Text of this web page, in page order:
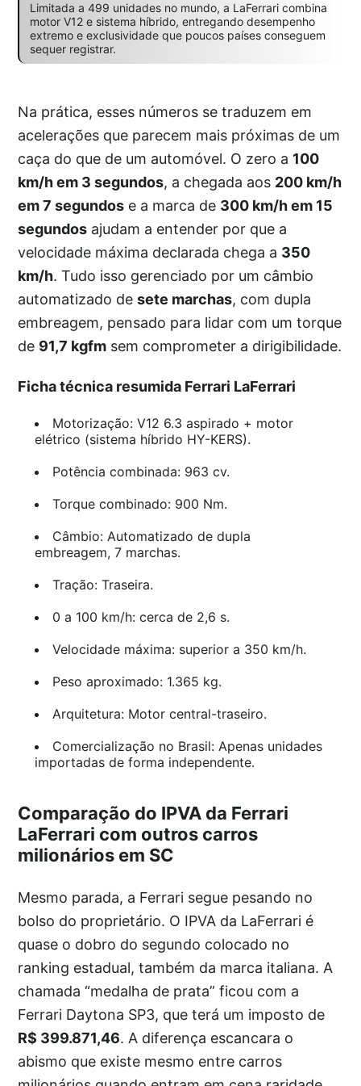
Limitada a 499 unidades no mundo, a LaFerrari combina
motor V12 e sistema híbrido, entregando desempenho
extremo e exclusividade que poucos países conseguem
sequer registrar.
Na prática, esses números se traduzem em
acelerações que parecem mais próximas de um
caça do que de um automóvel. O zero a 100
km/h em 3 segundos, a chegada aos 200 km/h
em 7 segundos e a marca de 300 km/h em 15
segundos ajudam a entender por que a
velocidade máxima declarada chega a 350
km/h. Tudo isso gerenciado por um câmbio
automatizado desete marchas, com dupla
embreagem, pensado para lidar com um torque
de 91,7 kgfm sem comprometer a dirigibilidade.
Ficha técnica resumida Ferrari LaFerrari
Motorização: V12 6.3 aspirado + motor
elétrico (sistema híbrido HY-KERS).
Potência combinada: 963 cv.
Torque combinado: 900 Nm.
Câmbio: Automatizado de dupla
embreagem, 7 marchas.
Tração: Traseira.
0 a 100 km/h: cerca de 2,6 s.
Velocidade máxima: superior a 350 km/h.
Peso aproximado: 1.365 kg.
Arquitetura: Motor central-traseiro.
Comercialização no Brasil: Apenas unidades
importadas de forma independente.
Comparação do IPVA da Ferrari
LaFerrari com outros carros
milionários em SC
Mesmo parada, a Ferrari segue pesando no
bolso do proprietário. O IPVA da LaFerrari é
quase o dobro do segundo colocado no
ranking estadual, também da marca italiana. A
chamada “medalha de prata” ficou com a
Ferrari Daytona SP3, que terá um imposto de
R$ 399.871,46. A diferença escancara o
abismo que existe mesmo entre carros